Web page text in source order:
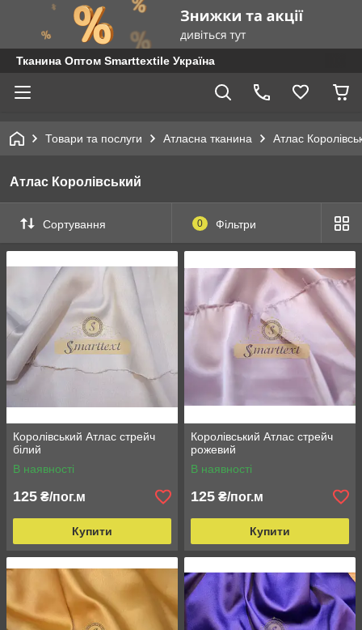
Тканина Оптом Smarttextile Україна
Товари та послуги Атласна тканина Атлас
Атлас Королівський
Сортування 0 Фільтри
Королівський Атлас стрейч
білий
В наявності
125 ₴/пог.м
Купити
Королівський Атлас стрейч
рожевий
В наявності
125 ₴/пог.м
Купити